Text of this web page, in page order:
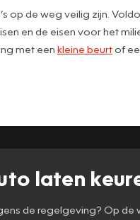
de weg veilig zijn.
en de eisen voor het
met een kleine beurtof
laten
de regelgeving? Op